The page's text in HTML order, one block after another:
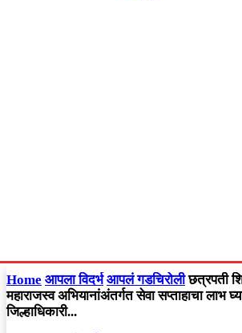
Home आपला विदर्भ आपलं गडचिरोली छत्रपती
महाराजस्व अभियानांअंतर्गत सेवा सप्ताहाचा लाभ
जिल्हाधिकारी...